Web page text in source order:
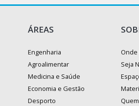
ÁREAS
Engenharia
Agroalimentar
Medicina e Saúde
Economia e Gestão
Desporto
Onde
Seja